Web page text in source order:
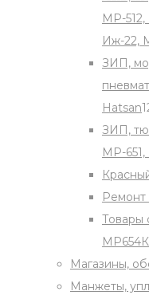
МР-
Иж-22,
ЗИП,
Hatsan
ЗИП,
МР-
Товары
МР654К
Магазины,
Манжеты,